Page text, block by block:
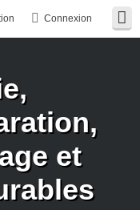
Connexion
et